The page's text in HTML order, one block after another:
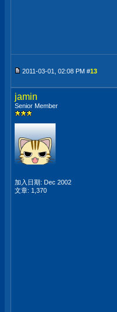
2011-03-01, 02:08 PM #13
jamin
Senior Member
加入日期: Dec 2002
文章: 1,370